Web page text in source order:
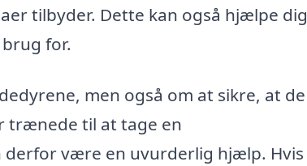
tilbyder. Dette kan også hjælpe dig
for.
men også om at sikre, at de
trænede til at tage en
være en uvurderlig hjælp. Hvis